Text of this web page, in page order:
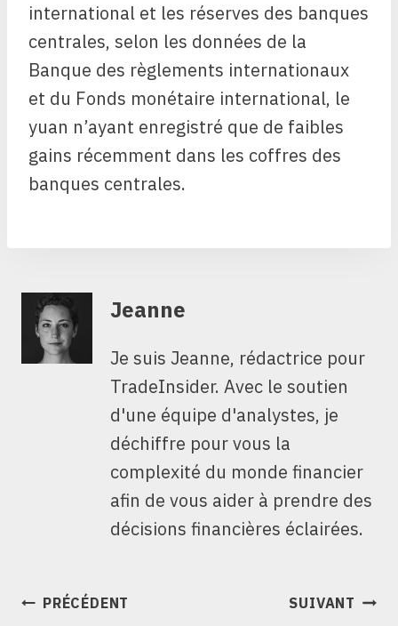
international et les réserves des banques
centrales, selon les données de la
Banque des règlements internationaux
et du Fonds monétaire international, le
yuan n’ayant enregistré que de faibles
gains récemment dans les coffres des
banques centrales.
Jeanne
Je suis Jeanne, rédactrice pour
TradeInsider. Avec le soutien
d'une équipe d'analystes, je
déchiffre pour vous la
complexité du monde financier
afin de vous aider à prendre des
décisions financières éclairées.
NAVIGATION
PRÉCÉDENT SUIVANT